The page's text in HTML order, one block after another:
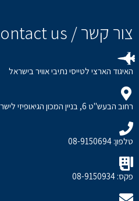
צור קשר / contact us
האיגוד הארצי לטייסי נתיבי אוויר בישראל
רחוב הבעש"ט 6, בניין המכון הגיאופיזי לישראל, אזור התעשייה הצפוני, לוד
טלפון: 08-9150694
פקס: 08-9150934